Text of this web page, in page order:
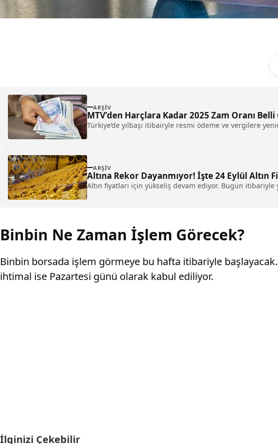
ARŞIV
MTV’den Harçlara Kadar 2025 Zam Oranı
Türkiye’de yılbaşı itibairyle resmi ödeme ve vergilere
ARŞIV
Altına Rekor Dayanmıyor! İşte 24 Eylül Altın
Altın fiyatları için yükseliş devam ediyor. Bugün itibariyle
Binbin Ne Zaman İşlem Görecek?
Binbin borsada işlem görmeye bu hafta itibariyle
ihtimal ise Pazartesi günü olarak kabul ediliyor.
İlginizi Çekebilir